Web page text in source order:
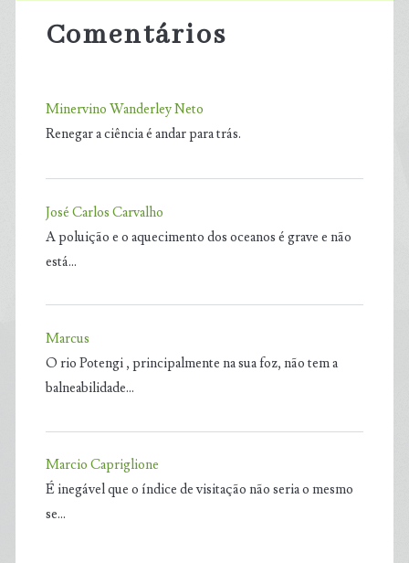
Comentários
Minervino Wanderley Neto
Renegar a ciência é andar para trás.
José Carlos Carvalho
A poluição e o aquecimento dos oceanos é grave e não
está…
Marcus
O rio Potengi , principalmente na sua foz, não tem a
balneabilidade…
Marcio Capriglione
É inegável que o índice de visitação não seria o mesmo
se…